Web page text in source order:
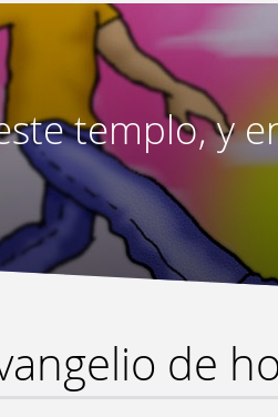
templo, y
de